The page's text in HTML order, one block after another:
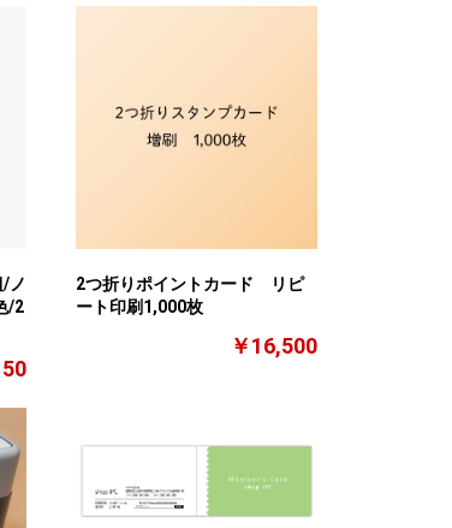
ノ
/2
2つ折りポイントカード リピ
ート印刷1,000枚
￥16,500